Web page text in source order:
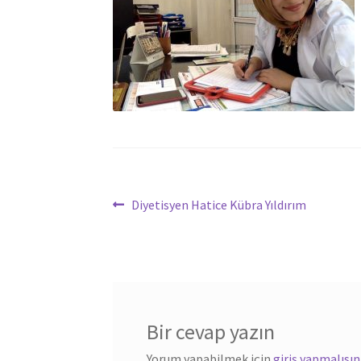
YazıÖnceki
Diyetisyen Hatice Kübra Yıldırım
Bir cevap yazın